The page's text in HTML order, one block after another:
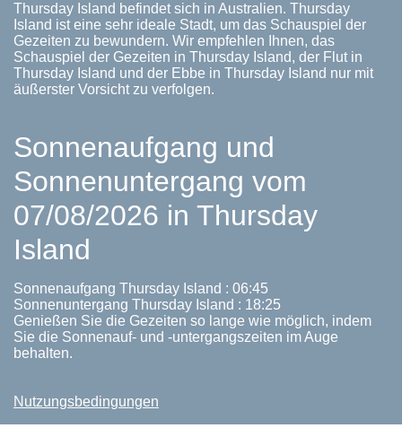
Thursday Island befindet sich in Australien. Thursday
Island ist eine sehr ideale Stadt, um das Schauspiel der
Gezeiten zu bewundern. Wir empfehlen Ihnen, das
Schauspiel der Gezeiten in Thursday Island, der Flut in
Thursday Island und der Ebbe in Thursday Island nur mit
äußerster Vorsicht zu verfolgen.
Sonnenaufgang und
Sonnenuntergang vom
07/08/2026 in Thursday
Island
Sonnenaufgang Thursday Island : 06:45
Sonnenuntergang Thursday Island : 18:25
Genießen Sie die Gezeiten so lange wie möglich, indem
Sie die Sonnenauf- und -untergangszeiten im Auge
behalten.
Nutzungsbedingungen